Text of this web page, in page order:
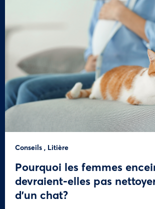
Conseils , Litière
Pourquoi les femmes
devraient-elles pas
d’un chat?